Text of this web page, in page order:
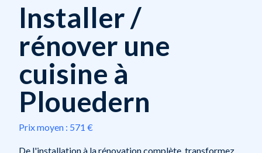
Installer /
rénover une
cuisine à
Plouedern
Prix moyen : 571 €
De l'installation à la rénovation complète, transformez